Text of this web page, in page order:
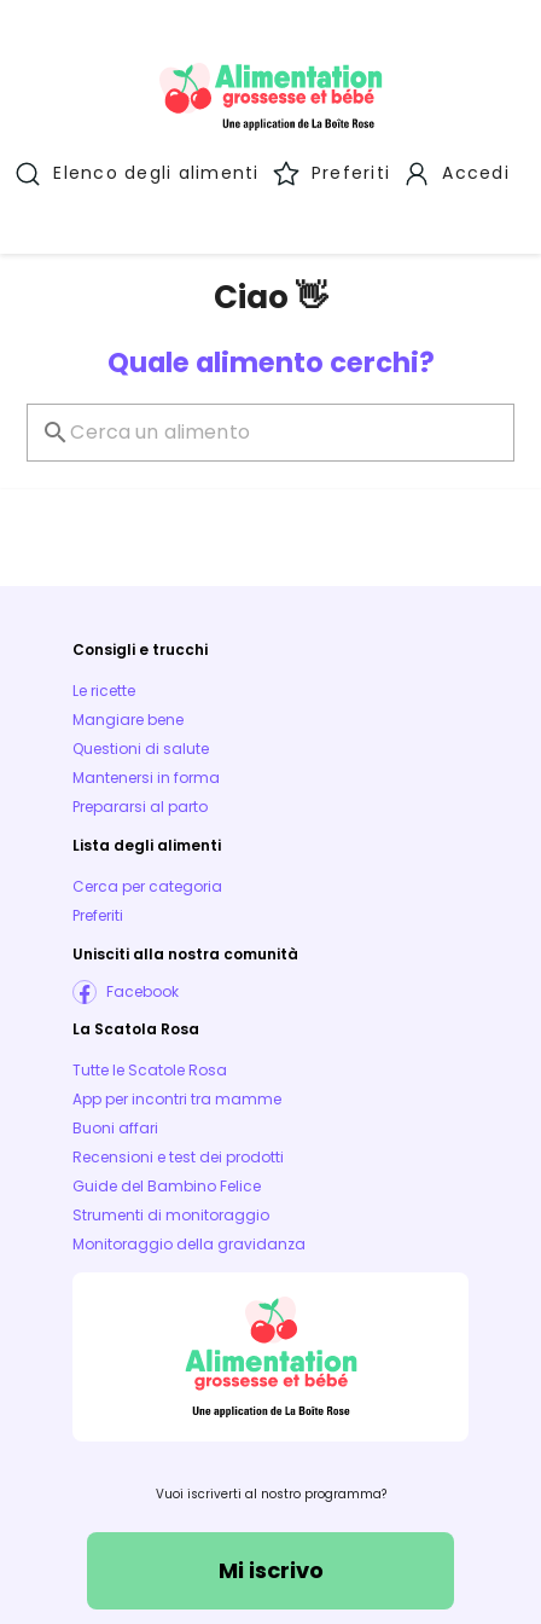
Elenco degli alimenti Preferiti Accedi
Ciao 👋
Quale alimento cerchi?
Consigli e trucchi
Le ricette
Mangiare bene
Questioni di salute
Mantenersi in forma
Prepararsi al parto
Lista degli alimenti
Cerca per categoria
Preferiti
Unisciti alla nostra comunità
Facebook
La Scatola Rosa
Tutte le Scatole Rosa
App per incontri tra mamme
Buoni affari
Recensioni e test dei prodotti
Guide del Bambino Felice
Strumenti di monitoraggio
Monitoraggio della gravidanza
Vuoi iscriverti al nostro programma?
Mi iscrivo